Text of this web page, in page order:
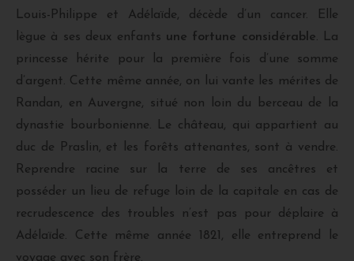
Louis-Philippe et Adélaïde, décède d’un cancer. Elle
lègue à ses deux enfants une fortune considérable. La
princesse hérite pour la première fois d’une somme
d’argent. Cette même année, on lui vante les mérites de
Randan, en Auvergne, situé non loin du berceau de la
dynastie bourbonienne. Le château, qui appartient au
duc de Praslin, et les forêts attenantes, sont à vendre.
Reprendre racine sur la terre de ses ancêtres et
posséder un lieu de refuge loin de la capitale en cas de
recrudescence des troubles n’est pas pour déplaire à
Adélaïde. Cette même année 1821, elle entreprend le
voyage avec son frère.